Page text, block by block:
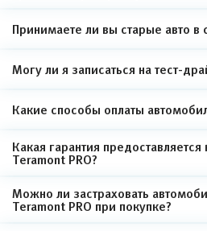
Принимаете ли вы старые авто в
Могу ли я записаться на тест-
Какие способы оплаты
Какая гарантия
Teramont PRO?
Можно ли застраховать
Teramont PRO при покупке?